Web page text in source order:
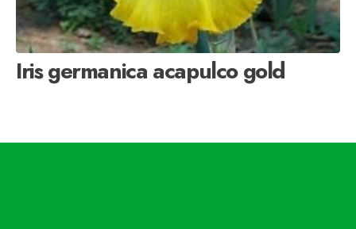
Iris germanica acapulco gold